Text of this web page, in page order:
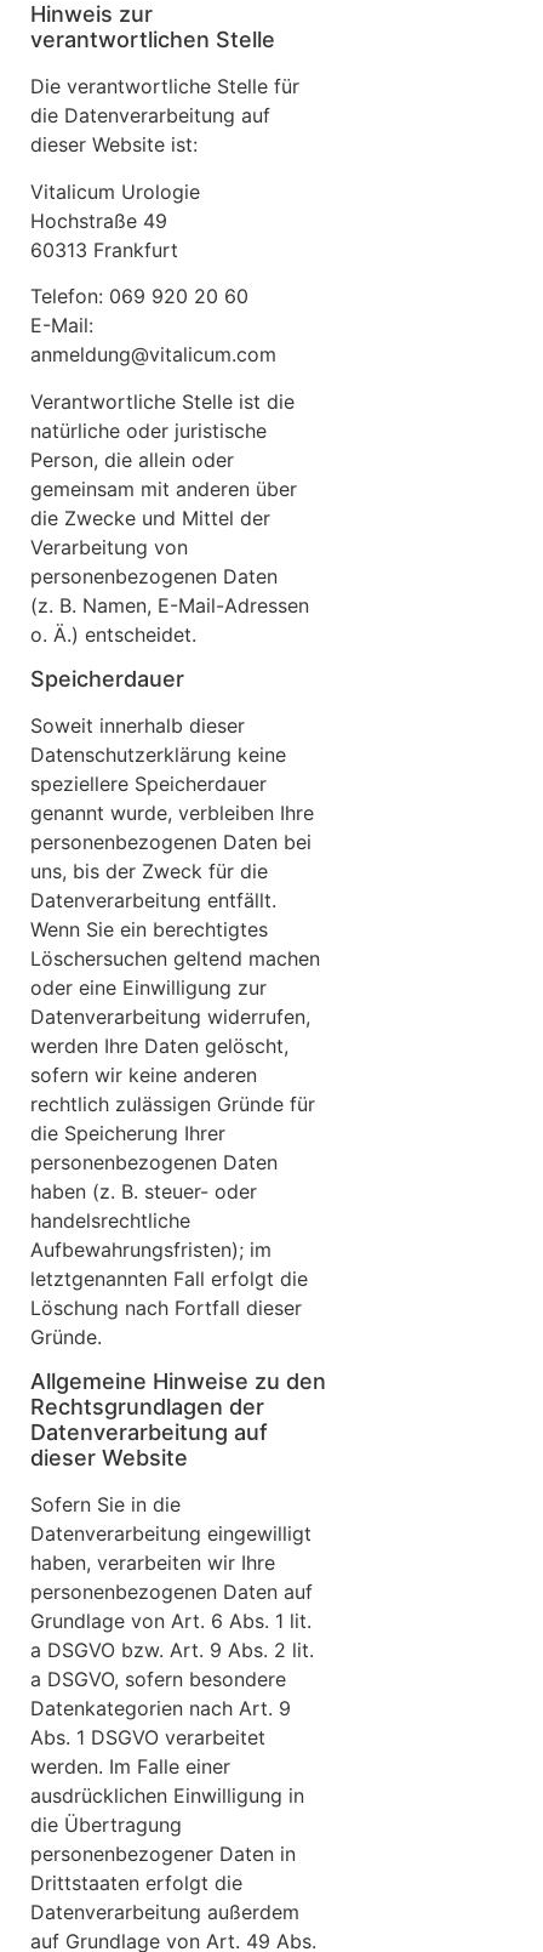
Hinweis zur
verantwortlichen Stelle
Die verantwortliche Stelle für
die Datenverarbeitung auf
dieser Website ist:
Vitalicum Urologie
Hochstraße 49
60313 Frankfurt
Telefon: 069 920 20 60
E-Mail:
anmeldung@vitalicum.com
Verantwortliche Stelle ist die
natürliche oder juristische
Person, die allein oder
gemeinsam mit anderen über
die Zwecke und Mittel der
Verarbeitung von
personenbezogenen Daten
(z. B. Namen, E-Mail-Adressen
o. Ä.) entscheidet.
Speicherdauer
Soweit innerhalb dieser
Datenschutzerklärung keine
speziellere Speicherdauer
genannt wurde, verbleiben Ihre
personenbezogenen Daten bei
uns, bis der Zweck für die
Datenverarbeitung entfällt.
Wenn Sie ein berechtigtes
Löschersuchen geltend machen
oder eine Einwilligung zur
Datenverarbeitung widerrufen,
werden Ihre Daten gelöscht,
sofern wir keine anderen
rechtlich zulässigen Gründe für
die Speicherung Ihrer
personenbezogenen Daten
haben (z. B. steuer- oder
handelsrechtliche
Aufbewahrungsfristen); im
letztgenannten Fall erfolgt die
Löschung nach Fortfall dieser
Gründe.
Allgemeine Hinweise zu den
Rechtsgrundlagen der
Datenverarbeitung auf
dieser Website
Sofern Sie in die
Datenverarbeitung eingewilligt
haben, verarbeiten wir Ihre
personenbezogenen Daten auf
Grundlage von Art. 6 Abs. 1 lit.
a DSGVO bzw. Art. 9 Abs. 2 lit.
a DSGVO, sofern besondere
Datenkategorien nach Art. 9
Abs. 1 DSGVO verarbeitet
werden. Im Falle einer
ausdrücklichen Einwilligung in
die Übertragung
personenbezogener Daten in
Drittstaaten erfolgt die
Datenverarbeitung außerdem
auf Grundlage von Art. 49 Abs.